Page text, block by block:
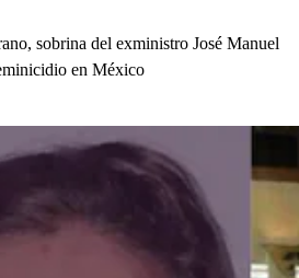
sobrina del exministro José Manuel
en México